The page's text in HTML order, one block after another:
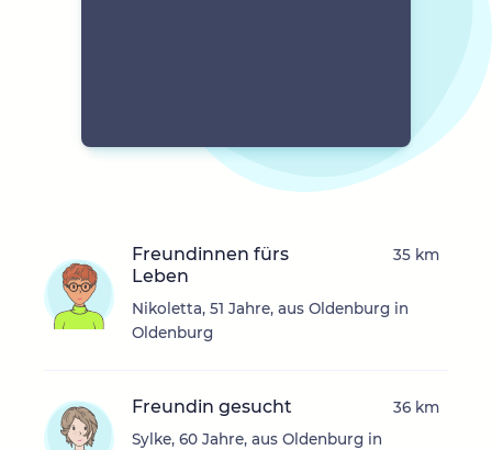
Freundinnen fürs
Leben
Nikoletta, 51 Jahre, aus Oldenburg in
Oldenburg
35 km
Freundin gesucht
Sylke, 60 Jahre, aus Oldenburg in
36 km